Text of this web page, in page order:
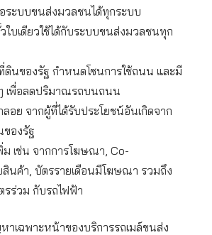
ระบบขนส่งมวลชนได้ทุกระบบ
ใบเดียวใช้ได้กับระบบขนส่งมวลชนทุก
นของรัฐ กำหนดโซนการใช้ถนน และมี
เพื่อลดปริมาณรถบนถนน
อย จากผู้ที่ได้รับประโยชน์อันเกิดจาก
องรัฐ
ม เช่น จากการโฆษณา, Co-
นค้า, บัตรรายเดือนมีโฆษณา รวมถึง
ร่วม กับรถไฟฟ้า
เฉพาะหน้าของบริการรถเมล์ขนส่ง